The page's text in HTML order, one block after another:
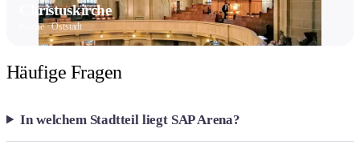
Christuskirche
Kirche · Oststadt
Häufige Fragen
In welchem Stadtteil liegt SAP Arena?